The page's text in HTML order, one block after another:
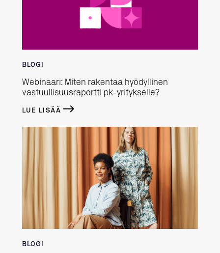
BLOGI
Webinaari: Miten rakentaa hyödyllinen
vastuullisuusraportti pk-yritykselle?
LUE LISÄÄ
BLOGI